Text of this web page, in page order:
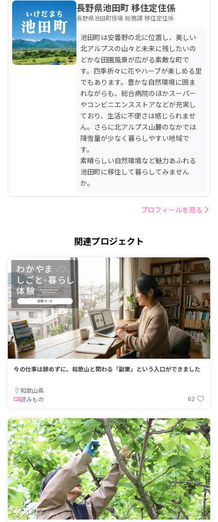
長野県池田町 移住定住係
長野県池田町役場 総務課 移住定住係
池田町は安曇野の北に位置し、美しい
北アルプスの山々と未来に残したいの
どかな田園風景が広がる素敵な町で
す。四季折々に花やハーブが楽しめる里
でもあります。豊かな自然環境に囲ま
れながらも、総合病院のほかスーパー
やコンビニエンスストアなどが充実し
ており、生活に不便さは感じられませ
ん。さらに北アルプス山麓のなかでは
降雪量が少なく暮らしやすい地域で
す。
素晴らしい自然環境など魅力あふれる
池田町に移住して暮らしてみません
か。
プロフィールを見る
関連プロジェクト
今の仕事は辞めずに。和歌山と関わる「副業」という入口ができました
和歌山県
読みもの
62